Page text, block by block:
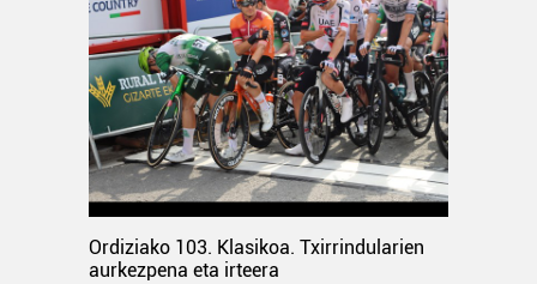
Ordiziako 103. Klasikoa. Txirrindularien
aurkezpena eta irteera